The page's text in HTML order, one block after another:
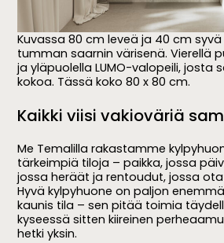
Kuvassa 80 cm leveä ja 40 cm
tumman saarnin värisenä. Vierellä
ja yläpuolella LUMO-valopeili, josta
kokoa. Tässä koko 80 x 80 cm.
Kaikki viisi vakioväriä
Me Temalilla rakastamme
tärkeimpiä tiloja – paikka, jossa
jossa heräät ja rentoudut, jossa
Hyvä kylpyhuone on paljon
kaunis tila – sen pitää toimia
kyseessä sitten kiireinen
hetki yksin.